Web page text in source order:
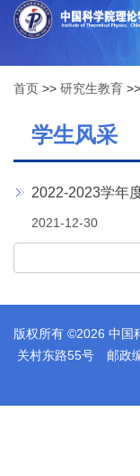
首页 >> 研究生教育 >>
学生风采
2022-2023学年
2021-12-30
版权所有 ©2026 中国
关村东路55号 邮政